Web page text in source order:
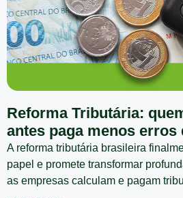
Reforma Tributária:
antes paga menos erros
A reforma tributária brasileira
papel e promete transformar
as empresas calculam e pagam